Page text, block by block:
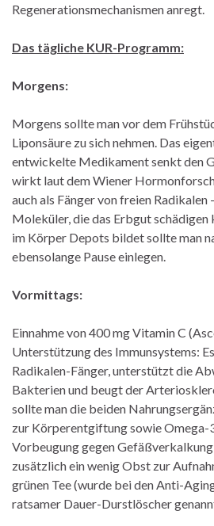
Regenerationsmechanismen anregt.
Das tägliche KUR-Programm:
Morgens:
Morgens sollte man vor dem
Liponsäure zu sich nehmen. Das
entwickelte Medikament senkt den
wirkt laut dem Wiener
auch als Fänger von freien Radikalen
Moleküler, die das Erbgut schädigen
im Körper Depots bildet sollte man
ebensolange Pause einlegen.
Vormittags:
Einnahme von 400 mg Vitamin C
Unterstützung des Immunsystems:
Radikalen-Fänger, unterstützt die
Bakterien und beugt der
sollte man die beiden
zur Körperentgiftung sowie Omega-
Vorbeugung gegen
zusätzlich ein wenig Obst zur
grünen Tee (wurde bei den Anti-
ratsamer Dauer-Durstlöscher